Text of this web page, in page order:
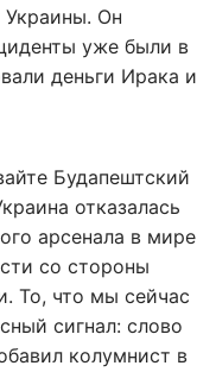
Украины. Он
уже были в
деньги Ирака и
Будапештский
отказалась
арсенала в мире
со стороны
То, что мы сейчас
сигнал: слово
колумнист в